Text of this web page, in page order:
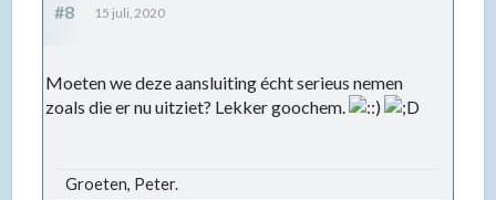
#8 15 juli, 2020
Moeten we deze aansluiting écht serieus nemen
zoals die er nu uitziet? Lekker goochem.
Groeten, Peter.